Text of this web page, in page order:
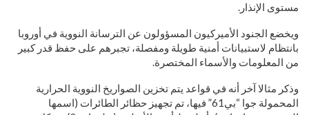
مستوى الإنذار.
ويخضع الجنود الأميركيون المسؤولون عن الترسانة النووية في أوروبا
بانتظام لاستبيانات أمنية طويلة ومفصلة، تجبرهم على حفظ قدر كبير
من المعلومات والأسماء المختصرة.
وذكر مثالا آخر أنه في قواعد يتم تخزين الصواريخ النووية الحرارية
المحمولة جوا “بي61” فيها، تم تجهيز حظائر الطائرات (اسمها